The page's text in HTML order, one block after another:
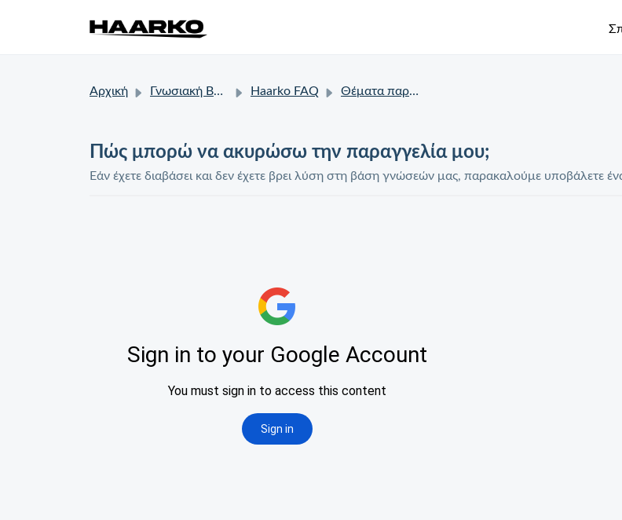
Αρχική Γνωσιακή Βάση Haarko FAQ Θέματα παραγγελίας
Πώς μπορώ να ακυρώσω την παραγγελία μου;
Εάν έχετε διαβάσει και δεν έχετε βρει λύση στη βάση γνώσεών μας, παρακαλούμε υποβάλετε ένα